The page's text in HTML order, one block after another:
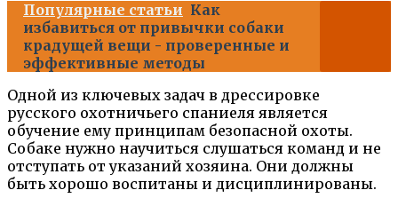
Популярные статьи Как
избавиться от привычки собаки
крадущей вещи - проверенные и
эффективные методы
Одной из ключевых задач в дрессировке
русского охотничьего спаниеля является
обучение ему принципам безопасной охоты.
Собаке нужно научиться слушаться команд и не
отступать от указаний хозяина. Они должны
быть хорошо воспитаны и дисциплинированы.